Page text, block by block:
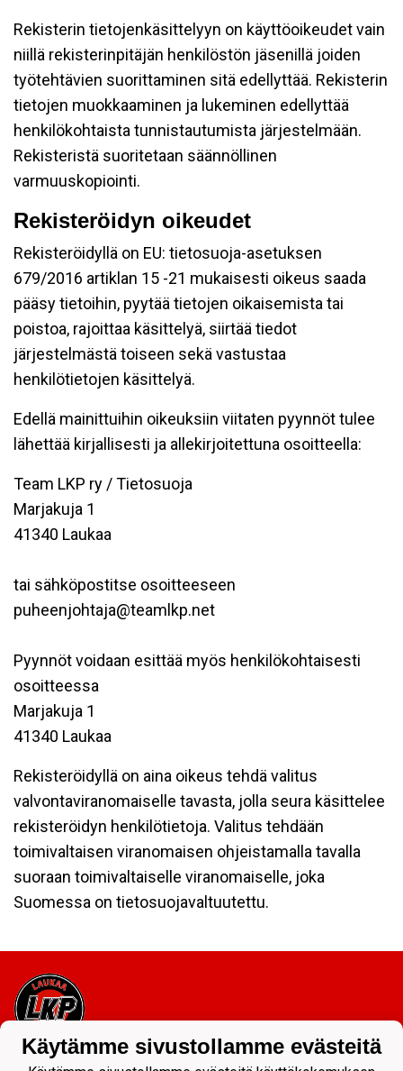
Rekisterin tietojenkäsittelyyn on käyttöoikeudet vain
niillä rekisterinpitäjän henkilöstön jäsenillä joiden
työtehtävien suorittaminen sitä edellyttää. Rekisterin
tietojen muokkaaminen ja lukeminen edellyttää
henkilökohtaista tunnistautumista järjestelmään.
Rekisteristä suoritetaan säännöllinen
varmuuskopiointi.
Rekisteröidyn oikeudet
Rekisteröidyllä on EU: tietosuoja-asetuksen
679/2016 artiklan 15 -21 mukaisesti oikeus saada
pääsy tietoihin, pyytää tietojen oikaisemista tai
poistoa, rajoittaa käsittelyä, siirtää tiedot
järjestelmästä toiseen sekä vastustaa
henkilötietojen käsittelyä.
Edellä mainittuihin oikeuksiin viitaten pyynnöt tulee
lähettää kirjallisesti ja allekirjoitettuna osoitteella:
Team LKP ry / Tietosuoja
Marjakuja 1
41340 Laukaa
tai sähköpostitse osoitteeseen
puheenjohtaja@teamlkp.net
Pyynnöt voidaan esittää myös henkilökohtaisesti
osoitteessa
Marjakuja 1
41340 Laukaa
Rekisteröidyllä on aina oikeus tehdä valitus
valvontaviranomaiselle tavasta, jolla seura käsittelee
rekisteröidyn henkilötietoja. Valitus tehdään
toimivaltaisen viranomaisen ohjeistamalla tavalla
suoraan toimivaltaiselle viranomaiselle, joka
Suomessa on tietosuojavaltuutettu.
Käytämme sivustollamme evästeitä